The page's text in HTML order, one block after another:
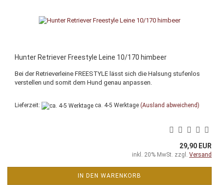
Hunter Retriever Freestyle Leine 10/170 himbeer
Bei der Retrieverleine FREESTYLE lässt sich die Halsung stufenlos
verstellen und somit dem Hund genau anpassen.
Lieferzeit: ca. 4-5 Werktage (Ausland abweichend)
29,90 EUR
inkl. 20% MwSt. zzgl. Versand
IN DEN WARENKORB